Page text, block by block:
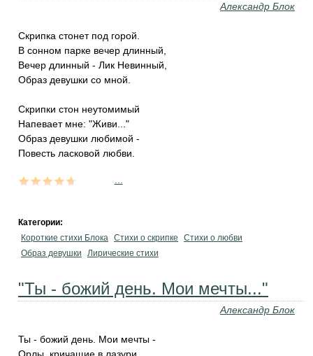
Александр Блок
Скрипка стонет под горой.
В сонном парке вечер длинный,
Вечер длинный - Лик Невинный,
Образ девушки со мной.
Скрипки стон неутомимый
Напевает мне: "Живи..."
Образ девушки любимой -
Повесть ласковой любви.
Категории:
Короткие стихи Блока Стихи о скрипке
Стихи о любви
Образ девушки
Лирические стихи
"Ты - божий день. Мои мечты..."
Александр Блок
Ты - божий день. Мои мечты -